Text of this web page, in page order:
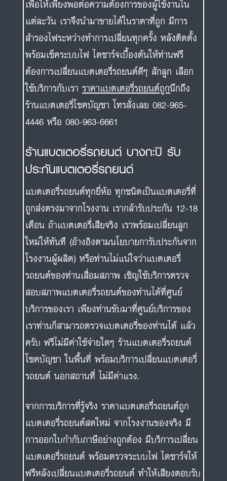
ใช้บริการกับเราราคาแบตเตอรี่รถยนต์ถูกนึกถึง
ร้านแบตเตอรี่โชคบัญชา โทรสั่งเลย 082-965-
4446 หรือ 080-963-6661
ร้านแบตเตอรี่รถยนต์ บางกะปิ รับ
ประกันแบตเตอรี่รถยนต์
แบตเตอรี่รถยนต์ทุกยี่ห้อ ทุกชนิดเป็นแบตเตอรี่ที่
เดือน ถ้าแบตเตอรี่เสียจริง เราพร้อมเปลี่ยนลูก
ใหม่ให้ทันที (อ้างอิงตามนโยบายการับประกันจาก
โรงงานผู้ผลิต) หรือท่านไม่แน่ใจว่าแบตเตอรี่
รถยนต์ของท่านเสื่อมสภาพ เชิญใช้บริการตรวจ
สอบสภาพแบตเตอรี่รถยนต์ของท่านได้ที่ศูนย์
บริการของเรา เพียงท่านขับมาที่ศูนย์บริการของ
เราท่านก็สามารถตรวจแบตเตอรี่ของท่านได้ แล้ว
ครับ ฟรีไม่มีค่าใช้จ่ายใดๆ ร้านแบตเตอรี่รถยนต์
โชคบัญชา ในพื้นที่ พร้อมบริการเปลี่ยนแบตเตอรี่
รถยนต์ นอกสถานที่ ไม่มีค่าแรง.
จากการบริการที่รู้จริง ราคาแบตเตอรี่รถยนต์ถูก
แบตเตอรี่รถยนต์สดใหม่ จากโรงงานของจริง มี
การออกใบกำกับภาษีอย่างถูกต้อง มีบริการเปลี่ยน
ฟรีหลังเปลี่ยนแบตเตอรี่รถยนต์ ทำให้เสียงตอบรับ
จากลูกค้ามากมายมานานกว่า 10ปี ทางทีมงาน
แบตเตอรี่โชคบัญชา ขอขอบพระคุณเป็นอย่างสูง
และพร้อมที่จะพัฒนาการบริการให้ก้าวไปสู่อีก
ระดับ เพื่อความพึงพอใจสูงสุดของทุกท่าน